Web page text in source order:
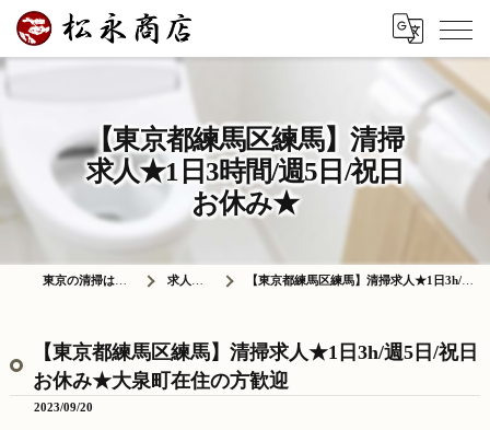
【東京都練馬区練馬】清掃
求人★1日3時間/週5日/祝日
お休み★
東京の清掃は株式会社松永商店 求人情報ブログ 【東京都練馬区練馬】清掃求人★1日3h/週5日/祝日お休み★大泉町在住の方歓迎
【東京都練馬区練馬】清掃求人★1日3h/週5日/祝日
お休み★大泉町在住の方歓迎
2023/09/20